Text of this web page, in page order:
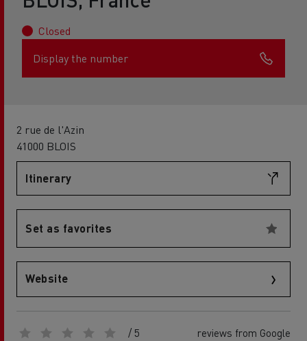
Closed
Display the number
2 rue de l'Azin
41000 BLOIS
Itinerary
Set as favorites
Website
/ 5 reviews from Google